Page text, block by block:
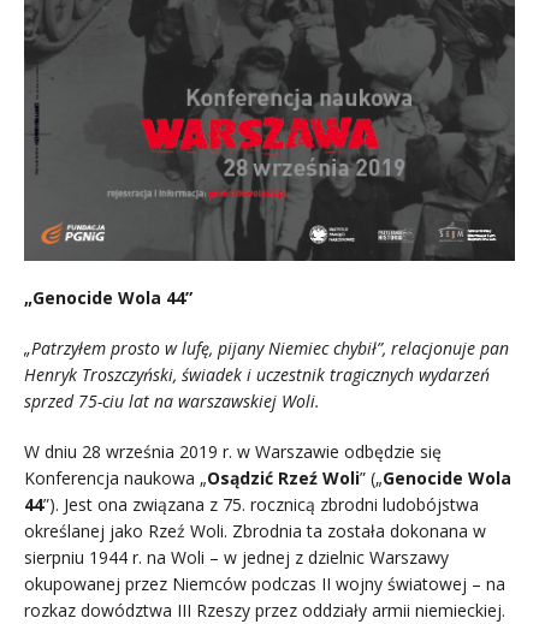
„Genocide Wola 44”
„Patrzyłem prosto w lufę, pijany Niemiec chybił”, relacjonuje pan
Henryk Troszczyński, świadek i uczestnik tragicznych wydarzeń
sprzed 75-ciu lat na warszawskiej Woli.
W dniu 28 września 2019 r. w Warszawie odbędzie się
Konferencja naukowa „Osądzić Rzeź Woli” („Genocide Wola
44”). Jest ona związana z 75. rocznicą zbrodni ludobójstwa
określanej jako Rzeź Woli. Zbrodnia ta została dokonana w
sierpniu 1944 r. na Woli – w jednej z dzielnic Warszawy
okupowanej przez Niemców podczas II wojny światowej – na
rozkaz dowództwa III Rzeszy przez oddziały armii niemieckiej.